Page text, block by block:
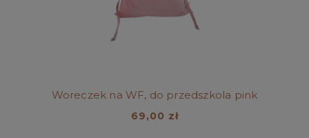
Woreczek na WF, do przedszkola pink
69,00 zł